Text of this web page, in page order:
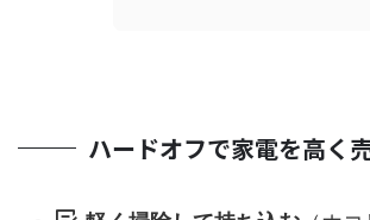
ハードオフで家電を高く